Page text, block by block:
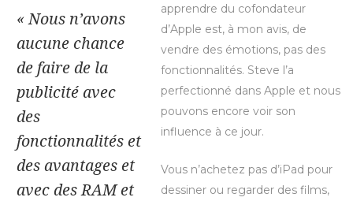
« Nous n’avons
aucune chance
de faire de la
publicité avec
des
fonctionnalités et
des avantages et
avec des RAM et
apprendre du cofondateur
d’Apple est, à mon avis, de
vendre des émotions, pas des
fonctionnalités. Steve l’a
perfectionné dans Apple et nous
pouvons encore voir son
influence à ce jour.
Vous n’achetez pas d’iPad pour
dessiner ou regarder des films,